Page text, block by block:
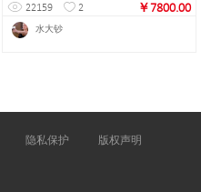
22159 2 ￥7800.00
水大钞
隐私保护
版权声明